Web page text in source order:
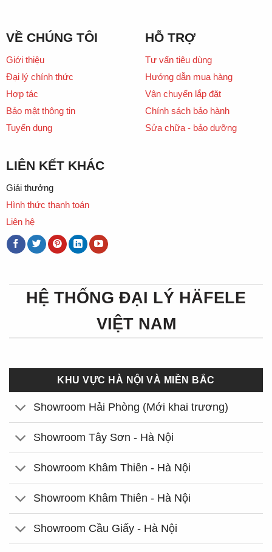
VỀ CHÚNG TÔI
Giới thiệu
Đại lý chính thức
Hợp tác
Bảo mật thông tin
Tuyển dụng
HỖ TRỢ
Tư vấn tiêu dùng
Hướng dẫn mua hàng
Vận chuyển lắp đặt
Chính sách bảo hành
Sửa chữa - bảo dưỡng
LIÊN KẾT KHÁC
Giải thưởng
Hình thức thanh toán
Liên hệ
HỆ THỐNG ĐẠI LÝ HÄFELE
VIỆT NAM
KHU VỰC HÀ NỘI VÀ MIỀN BẮC
Showroom Hải Phòng (Mới khai trương)
Showroom Tây Sơn - Hà Nội
Showroom Khâm Thiên - Hà Nội
Showroom Khâm Thiên - Hà Nội
Showroom Cầu Giấy - Hà Nội